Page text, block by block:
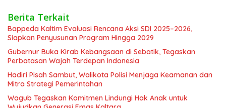
Berita Terkait
Bappeda Kaltim Evaluasi Rencana Aksi SDI 2025–2026,
Siapkan Penyusunan Program Hingga 2029
Gubernur Buka Kirab Kebangsaan di Sebatik, Tegaskan
Perbatasan Wajah Terdepan Indonesia
Hadiri Pisah Sambut, Walikota Polisi Menjaga Keamanan dan
Mitra Strategi Pemerintahan
Wagub Tegaskan Komitmen Lindungi Hak Anak untuk